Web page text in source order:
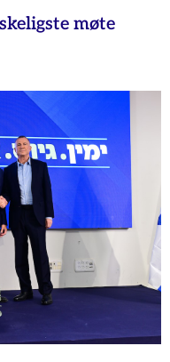
møte